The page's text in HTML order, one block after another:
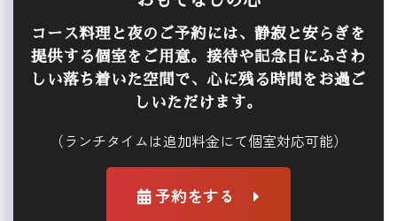
コース料理と夜のご予約には、静寂と安らぎを
提供する個室をご用意。接待や記念日にふさわ
しい落ち着いた空間で、心に残る時間をお過ご
しいただけます。
（ランチタイムは追加料金にて個室対応可能）
予約をする